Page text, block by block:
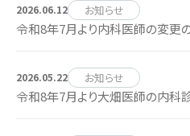
2026.06.12 お知らせ
令和8年7月より内科医師の変更
2026.05.22 お知らせ
令和8年7月より大畑医師の内科